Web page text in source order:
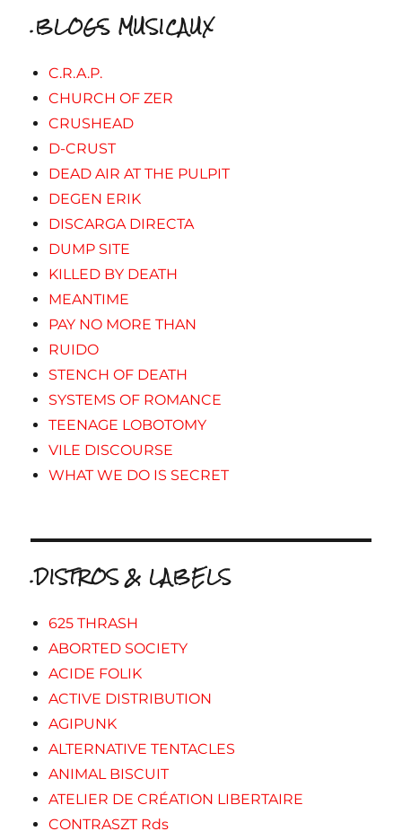
.BLOGS MUSICAUX
C.R.A.P.
CHURCH OF ZER
CRUSHEAD
D-CRUST
DEAD AIR AT THE PULPIT
DEGEN ERIK
DISCARGA DIRECTA
DUMP SITE
KILLED BY DEATH
MEANTIME
PAY NO MORE THAN
RUIDO
STENCH OF DEATH
SYSTEMS OF ROMANCE
TEENAGE LOBOTOMY
VILE DISCOURSE
WHAT WE DO IS SECRET
.DISTROS & LABELS
625 THRASH
ABORTED SOCIETY
ACIDE FOLIK
ACTIVE DISTRIBUTION
AGIPUNK
ALTERNATIVE TENTACLES
ANIMAL BISCUIT
ATELIER DE CRÉATION LIBERTAIRE
CONTRASZT Rds